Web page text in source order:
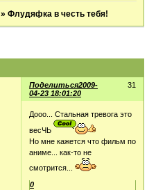
»Флудяфка в честь тебя!
Поделиться 31
2009-
04-23 18:01:20
Дооо... Стальная тревога это
весЧЬ
Но мне кажется что фильм по
аниме... как-то не
смотрится...
0